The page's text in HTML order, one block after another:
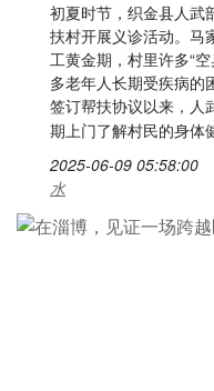
初夏时节，织金县人武
扶村开展义诊活动。马
工黄金期，村里许多“
多老年人长期受疾病的
签订帮扶协议以来，人
期上门了解村民的身体
2025-06-09 05:58:00
水